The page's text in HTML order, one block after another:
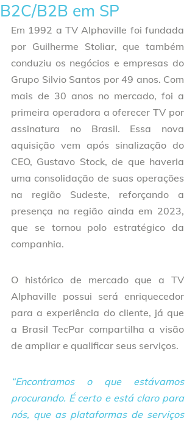
B2C/B2B em SP
Em 1992 a TV Alphaville foi fundada
por Guilherme Stoliar, que também
conduziu os negócios e empresas do
Grupo Silvio Santos por 49 anos. Com
mais de 30 anos no mercado, foi a
primeira operadora a oferecer TV por
assinatura no Brasil. Essa nova
aquisição vem após sinalização do
CEO, Gustavo Stock, de que haveria
uma consolidação de suas operações
na região Sudeste, reforçando a
presença na região ainda em 2023,
que se tornou polo estratégico da
companhia.
O histórico de mercado que a TV
Alphaville possui será enriquecedor
para a experiência do cliente, já que
a Brasil TecPar compartilha a visão
de ampliar e qualificar seus serviços.
“Encontramos o que estávamos
procurando. É certo e está claro para
nós, que as plataformas de serviços